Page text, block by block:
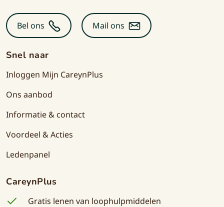
Bel ons Mail ons
Snel naar
Inloggen Mijn CareynPlus
Ons aanbod
Informatie & contact
Voordeel & Acties
Ledenpanel
CareynPlus
Gratis lenen van loophulpmiddelen